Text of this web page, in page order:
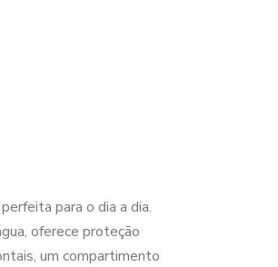
para o dia a dia.
oferece proteção
um compartimento